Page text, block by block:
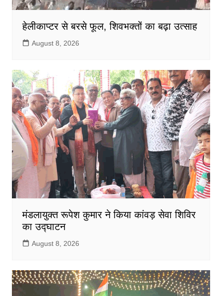
हेलीकाप्टर से बरसे फूल, शिवभक्तों का बढ़ा उत्साह
August 8, 2026
मंडलायुक्त रूपेश कुमार ने किया कांवड़ सेवा शिविर
का उद्घाटन
August 8, 2026